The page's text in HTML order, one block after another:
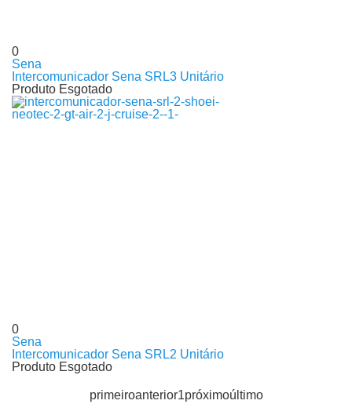
0
Sena
Intercomunicador Sena SRL3 Unitário
Produto Esgotado
0
Sena
Intercomunicador Sena SRL2 Unitário
Produto Esgotado
primeiroanterior1próximoúltimo